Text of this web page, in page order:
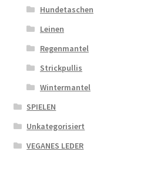
Hundetaschen
Leinen
Regenmantel
Strickpullis
Wintermantel
SPIELEN
Unkategorisiert
VEGANES LEDER